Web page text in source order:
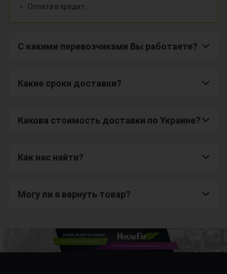
Оплата в кредит.
С какими перевозчиками Вы работаете?
Какие сроки доставки?
Какова стоимость доставки по Украине?
Как нас найти?
Могу ли я вернуть товар?